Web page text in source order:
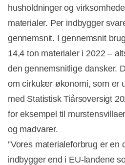
husholdninger og
materialer. Per indbygger
gennemsnit. I gennemsnit
14,4 ton materialer i 2022 –
den gennemsnitlige dansker.
om cirkulær økonomi, som er
med Statistisk Tiårsoversigt
for eksempel til
og madvarer.
”Vores materialeforbrug er en
indbygger end i EU-landene